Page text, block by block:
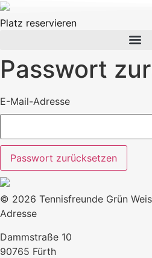
Platz reservieren
Passwort
E-Mail-Adresse
© 2026 Tennisfreunde Grün
Adresse
Dammstraße 10
90765 Fürth